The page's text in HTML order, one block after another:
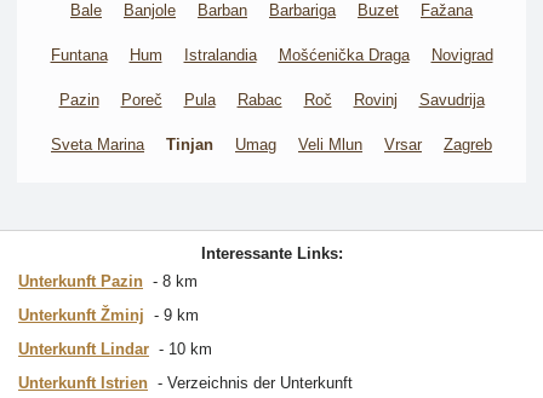
Bale Banjole Barban Barbariga Buzet Fažana
Funtana Hum Istralandia Mošćenička Draga Novigrad
Pazin Poreč Pula Rabac Roč Rovinj Savudrija
Sveta Marina Tinjan Umag Veli Mlun Vrsar Zagreb
Interessante Links:
Unterkunft Pazin
8 km
Unterkunft Žminj
9 km
Unterkunft Lindar
10 km
Unterkunft Istrien
Verzeichnis der Unterkunft